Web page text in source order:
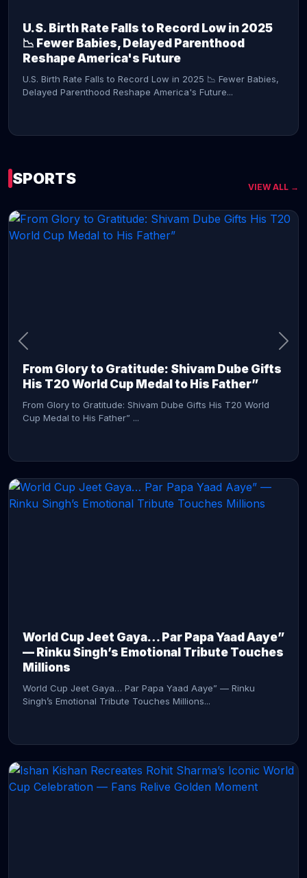
U.S. Birth Rate Falls to Record Low in 2025
📉 Fewer Babies, Delayed Parenthood
Reshape America's Future
U.S. Birth Rate Falls to Record Low in 2025 📉 Fewer Babies,
Delayed Parenthood Reshape America's Future...
SPORTS VIEW ALL →
From Glory to Gratitude: Shivam Dube Gifts
His T20 World Cup Medal to His Father”
From Glory to Gratitude: Shivam Dube Gifts His T20 World
Cup Medal to His Father” ...
World Cup Jeet Gaya… Par Papa Yaad Aaye”
— Rinku Singh’s Emotional Tribute Touches
Millions
World Cup Jeet Gaya… Par Papa Yaad Aaye” — Rinku
Singh’s Emotional Tribute Touches Millions...